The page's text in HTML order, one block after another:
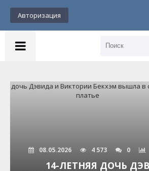
Авторизация
08.05.2026 4 573 0
14-ЛЕТНЯЯ ДОЧЬ